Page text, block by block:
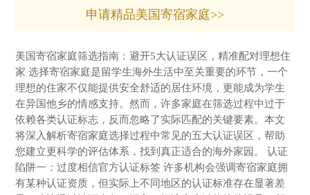
申请精品美国寄宿家庭>>
美国寄宿家庭筛选指南：避开5大认证误区，精准配对理想住
家 选择寄宿家庭是留学生海外生活中至关重要的环节，一个
理想的住家不仅能提供安全舒适的居住环境，更能成为学生
在异国他乡的情感支持。然而，许多家庭在筛选过程中过于
依赖各类认证标志，反而忽略了实际匹配的关键要素。本文
将深入解析寄宿家庭选择过程中常见的五大认证误区，帮助
您建立更科学的评估体系，找到真正适合的海外家园。 认证
陷阱一：过度相信官方认证标签 许多机构会强调寄宿家庭拥
有某种认证资质，但实际上不同地区的认证标准存在显著差